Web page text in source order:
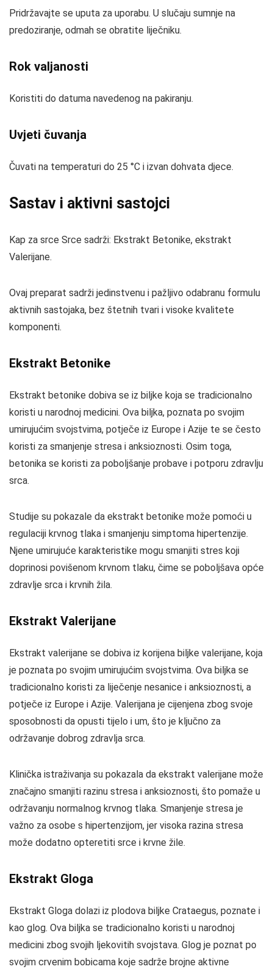
Pridržavajte se uputa za uporabu. U slučaju sumnje na
predoziranje, odmah se obratite liječniku.
Rok valjanosti
Koristiti do datuma navedenog na pakiranju.
Uvjeti čuvanja
Čuvati na temperaturi do 25 °C i izvan dohvata djece.
Sastav i aktivni sastojci
Kap za srce Srce sadrži: Ekstrakt Betonike, ekstrakt
Valerijane.
Ovaj preparat sadrži jedinstvenu i pažljivo odabranu formulu
aktivnih sastojaka, bez štetnih tvari i visoke kvalitete
komponenti.
Ekstrakt Betonike
Ekstrakt betonike dobiva se iz biljke koja se tradicionalno
koristi u narodnoj medicini. Ova biljka, poznata po svojim
umirujućim svojstvima, potječe iz Europe i Azije te se često
koristi za smanjenje stresa i anksioznosti. Osim toga,
betonika se koristi za poboljšanje probave i potporu zdravlju
srca.
Studije su pokazale da ekstrakt betonike može pomoći u
regulaciji krvnog tlaka i smanjenju simptoma hipertenzije.
Njene umirujuće karakteristike mogu smanjiti stres koji
doprinosi povišenom krvnom tlaku, čime se poboljšava opće
zdravlje srca i krvnih žila.
Ekstrakt Valerijane
Ekstrakt valerijane se dobiva iz korijena biljke valerijane, koja
je poznata po svojim umirujućim svojstvima. Ova biljka se
tradicionalno koristi za liječenje nesanice i anksioznosti, a
potječe iz Europe i Azije. Valerijana je cijenjena zbog svoje
sposobnosti da opusti tijelo i um, što je ključno za
održavanje dobrog zdravlja srca.
Klinička istraživanja su pokazala da ekstrakt valerijane može
značajno smanjiti razinu stresa i anksioznosti, što pomaže u
održavanju normalnog krvnog tlaka. Smanjenje stresa je
važno za osobe s hipertenzijom, jer visoka razina stresa
može dodatno opteretiti srce i krvne žile.
Ekstrakt Gloga
Ekstrakt Gloga dolazi iz plodova biljke Crataegus, poznate i
kao glog. Ova biljka se tradicionalno koristi u narodnoj
medicini zbog svojih ljekovitih svojstava. Glog je poznat po
svojim crvenim bobicama koje sadrže brojne aktivne